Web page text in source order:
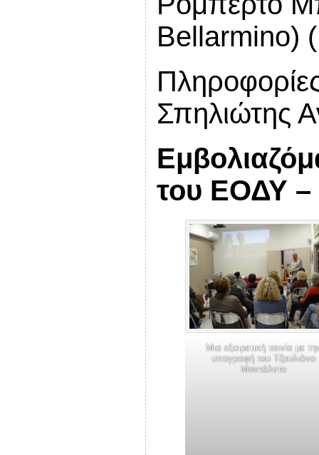
Bellarmino)
Σπηλιώτης
του ΕΟΔΥ –
Μια εξαιρετική ταινία με
υπογραφή του Τζουλιάνο
Μοντάλντο